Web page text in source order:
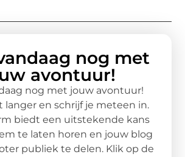
nog met
avontuur!
nog met jouw avontuur!
langer en schrijf je meteen in.
biedt een uitstekende kans
te laten horen en jouw blog
publiek te delen. Klik op de